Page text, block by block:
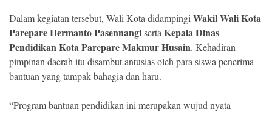
Dalam kegiatan tersebut, Wali Kota didampingiWakil Wali Kota
Parepare Hermanto PasennangisertaKepala Dinas
Pendidikan Kota Parepare Makmur Husain. Kehadiran
pimpinan daerah itu disambut antusias oleh para siswa penerima
bantuan yang tampak bahagia dan haru.
“Program bantuan pendidikan ini merupakan wujud nyata